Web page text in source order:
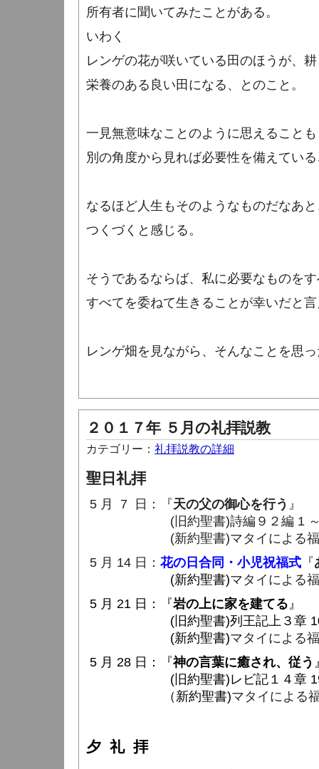
所有者に聞いてみたことがある。
いわく
レンゲの花が咲いている田のほうが、
栄養のある良い田になる、とのこと。
一見無意味なことのように思えることも
別の角度から見れば必要性を備えてい
なるほど人生もそのようなものだなあ
つくづくと感じる。
そうであるならば、私に必要なものを
すべてを委ねて生きることが幸いだと
レンゲ畑を見ながら、そんなことを思
２０１７年 ５月の礼拝説教
カテゴリー： 礼拝説教の詳細
聖日礼拝
5 月 7 日：『天の父の御心を行う 』
(旧約聖書)詩編９２編 1 ～
(新約聖書)マタイによる福音
5 月 14 日： 花の日合同・小児祝福式 『
(新約聖書)マタイによる
5 月 21 日：『岩の上に家を建てる』
(旧約聖書)列王記上３章 10
(新約聖書)マタイによる
5 月 28 日：『神の言葉に癒され、従う
(旧約聖書)レビ記１４章 19
（ 新約聖書)マタイによる
夕 礼 拝